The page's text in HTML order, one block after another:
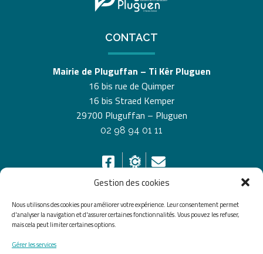
Gestion des cookies
Nous utilisons des cookies pour améliorer votre expérience. Leur consentement permet
d'analyser la navigation et d'assurer certaines fonctionnalités. Vous pouvez les refuser,
mais cela peut limiter certaines options.
Gérer les services
CONTACT
Mairie de Pluguffan – Ti Kêr Pluguen
16 bis rue de Quimper
16 bis Straed Kemper
29700 Pluguffan – Pluguen
02 98 94 01 11
HORAIRES D’OUVERTURE
Du lundi au vendredi de 8h30 à 12h30 et de 13h30 à